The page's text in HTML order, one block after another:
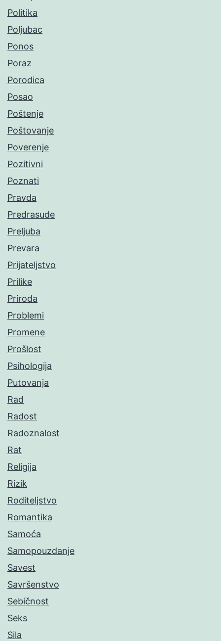
Politika
Poljubac
Ponos
Poraz
Porodica
Posao
Poštenje
Poštovanje
Poverenje
Pozitivni
Poznati
Pravda
Predrasude
Preljuba
Prevara
Prijateljstvo
Prilike
Priroda
Problemi
Promene
Prošlost
Psihologija
Putovanja
Rad
Radost
Radoznalost
Rat
Religija
Rizik
Roditeljstvo
Romantika
Samoća
Samopouzdanje
Savest
Savršenstvo
Sebičnost
Seks
Sila